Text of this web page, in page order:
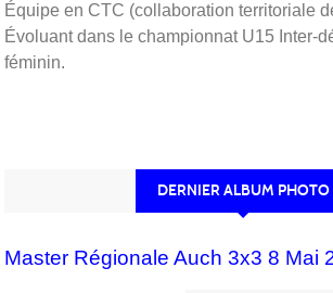
Équipe en CTC (collaboration territoriale
Évoluant dans le championnat U15 Inter-
féminin.
DERNIER ALBUM PHOTO
Master Régionale Auch 3x3 8 Mai